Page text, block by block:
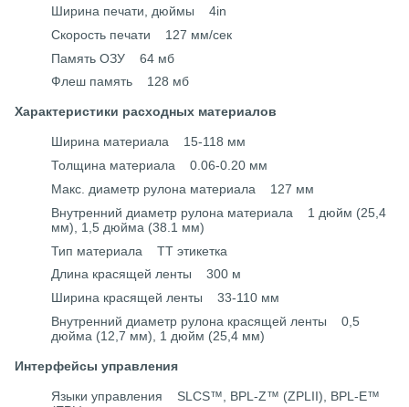
Ширина печати, дюймы 4in
Скорость печати 127 мм/сек
Память ОЗУ 64 мб
Флеш память 128 мб
Характеристики расходных материалов
Ширина материала 15-118 мм
Толщина материала 0.06-0.20 мм
Макс. диаметр рулона материала 127 мм
Внутренний диаметр рулона материала 1 дюйм (25,4
мм), 1,5 дюйма (38.1 мм)
Тип материала ТТ этикетка
Длина красящей ленты 300 м
Ширина красящей ленты 33-110 мм
Внутренний диаметр рулона красящей ленты 0,5
дюйма (12,7 мм), 1 дюйм (25,4 мм)
Интерфейсы управления
Языки управления SLCS™, BPL-Z™ (ZPLII), BPL-E™